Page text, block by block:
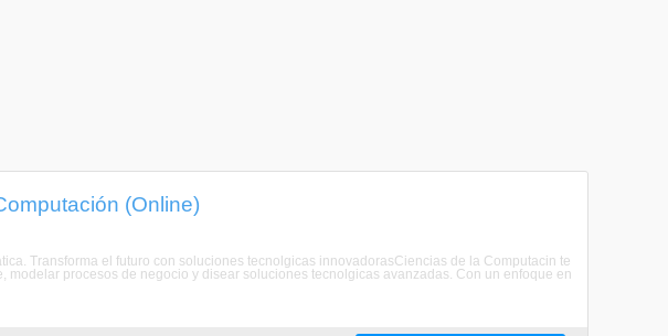
(Online)
Transforma el futuro con soluciones tecnolgicas innovadorasCiencias de la Computacin te
modelar procesos de negocio y disear soluciones tecnolgicas avanzadas. Con un enfoque en